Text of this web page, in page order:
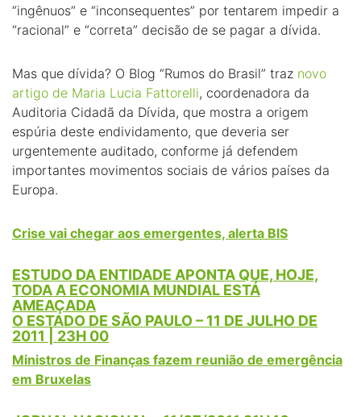
“ingênuos” e “inconsequentes” por tentarem impedir a
“racional” e “correta” decisão de se pagar a dívida.
Mas que dívida? O Blog “Rumos do Brasil” traz novo
artigo de Maria Lucia Fattorelli, coordenadora da
Auditoria Cidadã da Dívida, que mostra a origem
espúria deste endividamento, que deveria ser
urgentemente auditado, conforme já defendem
importantes movimentos sociais de vários países da
Europa.
Crise vai chegar aos emergentes, alerta BIS
ESTUDO DA ENTIDADE APONTA QUE, HOJE,
TODA A ECONOMIA MUNDIAL ESTÁ
AMEAÇADA
O ESTADO DE SÃO PAULO – 11 DE JULHO DE
2011 | 23H 00
Ministros de Finanças fazem reunião de emergência
em Bruxelas